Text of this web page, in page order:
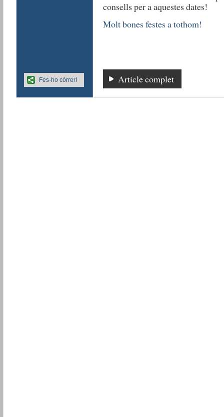
consells per a aquestes dates!
Molt bones festes a tothom!
Article complet
Fes-ho córrer!